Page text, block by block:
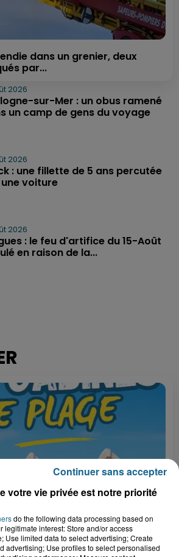
dans un grenier, deux
par...
2026
sur-Mer : un obus ramené
un camp de gens du voyage
2026
: une fillette de 5 ans percutée
voiture
2026
: le feu d'artifice du 15-Août
en raison de la...
: les cabines de plages
vos entrées pour Dennlys
votre vie privée est notre priorité
do the following data processing based on
legitimate interest: Store and/or access
Use limited data to select advertising; Create
advertising; Use profiles to select personalised
Continuer sans accepter